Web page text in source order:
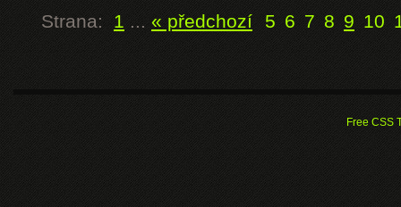
Strana: 1 ... « předchozí 5 6 7 8 9 10
Free CSS